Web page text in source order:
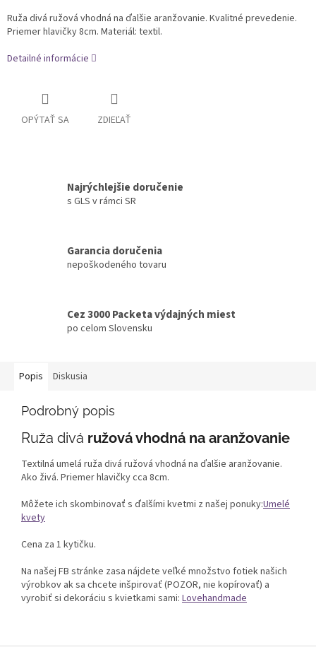
Ruža divá ružová vhodná na ďalšie aranžovanie. Kvalitné prevedenie.
Priemer hlavičky 8cm. Materiál: textil.
Detailné informácie
OPÝTAŤ SA ZDIEĽAŤ
Najrýchlejšie doručenie
s GLS v rámci SR
Garancia doručenia
nepoškodeného tovaru
Cez 3000 Packeta výdajných miest
po celom Slovensku
Popis Diskusia
Podrobný popis
Ruža divá ružová vhodná na aranžovanie
Textilná umelá ruža divá ružová vhodná na ďalšie aranžovanie.
Ako živá. Priemer hlavičky cca 8cm.
Môžete ich skombinovať s ďalšími kvetmi z našej ponuky:Umelé
kvety
Cena za 1 kytičku.
Na našej FB stránke zasa nájdete veľké množstvo fotiek našich
výrobkov ak sa chcete inšpirovať (POZOR, nie kopírovať) a
vyrobiť si dekoráciu s kvietkami sami: Lovehandmade